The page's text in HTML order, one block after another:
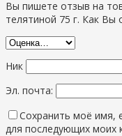
Вы пишете отзыв на
телятиной 75 г. Как Вы
Ник
Эл. почта:
Сохранить моё имя,
для последующих моих